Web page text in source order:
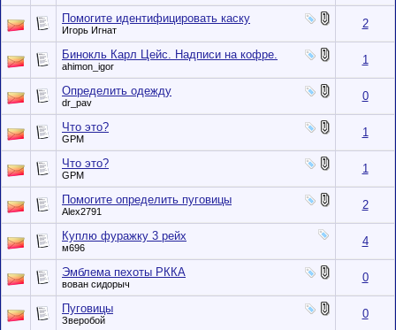
Помогите идентифицировать каску
Игорь Игнат 2
Бинокль Карл Цейс. Надписи на кофре.
ahimon_igor 1
Определить одежду
dr_pav 0
Что это?
GPM 1
Что это?
GPM 1
Помогите определить пуговицы
Alex2791 2
Куплю фуражку 3 рейх
м696 4
Эмблема пехоты РККА
вован сидорыч 0
Пуговицы
Зверобой 0